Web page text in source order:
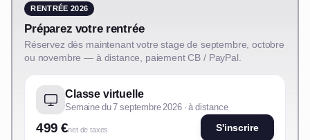
RENTRÉE 2026
Préparez votre rentrée
Réservez dès maintenant votre stage de septembre, octobre
ou novembre — à distance, paiement CB / PayPal.
Classe virtuelle
Semaine du 7 septembre 2026 · à distance
499 €net de taxes S'inscrire